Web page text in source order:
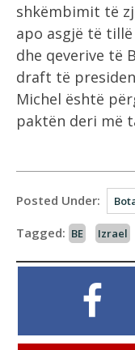
shkëmbimit të
apo asgjë të
dhe qeverive të
draft të
Michel është
paktën deri më
Posted Under:
Tagged: BE Izrael